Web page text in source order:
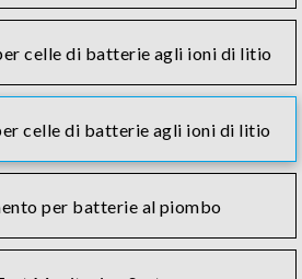
celle di batterie agli ioni di litio
celle di batterie agli ioni di litio
per batterie al piombo